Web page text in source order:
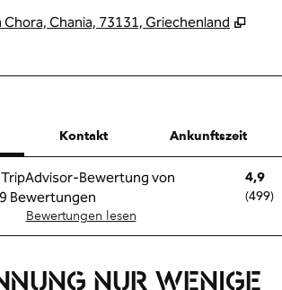
Chora, Chania, 73131, Griechenland ,
Kontakt Ankunftszeit
4,9
(499)
Bewertungen lesen
NUR WENIGE